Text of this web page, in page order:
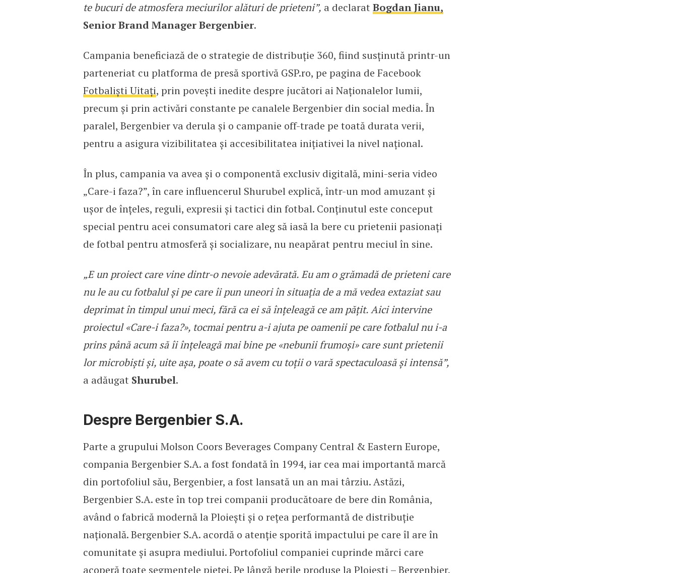
te bucuri de atmosfera meciurilor alături de prieteni”, a declarat Bogdan Jianu,
Senior Brand Manager Bergenbier.
Campania beneficiază de o strategie de distribuție 360, fiind susținută printr-un
parteneriat cu platforma de presă sportivă GSP.ro, pe pagina de Facebook
Fotbaliști Uitați, prin povești inedite despre jucători ai Naționalelor lumii,
precum și prin activări constante pe canalele Bergenbier din social media. În
paralel, Bergenbier va derula și o campanie off-trade pe toată durata verii,
pentru a asigura vizibilitatea și accesibilitatea inițiativei la nivel național.
În plus, campania va avea și o componentă exclusiv digitală, mini-seria video
„Care-i faza?”, în care influencerul Shurubel explică, într-un mod amuzant și
ușor de înțeles, reguli, expresii și tactici din fotbal. Conținutul este conceput
special pentru acei consumatori care aleg să iasă la bere cu prietenii pasionați
de fotbal pentru atmosferă și socializare, nu neapărat pentru meciul în sine.
„E un proiect care vine dintr-o nevoie adevărată. Eu am o grămadă de prieteni care
nu le au cu fotbalul și pe care îi pun uneori în situația de a mă vedea extaziat sau
deprimat în timpul unui meci, fără ca ei să înțeleagă ce am pățit. Aici intervine
proiectul «Care-i faza?», tocmai pentru a-i ajuta pe oamenii pe care fotbalul nu i-a
prins până acum să îi înțeleagă mai bine pe «nebunii frumoși» care sunt prietenii
lor microbiști și, uite așa, poate o să avem cu toții o vară spectaculoasă și intensă”,
a adăugat Shurubel.
Despre Bergenbier S.A.
Parte a grupului Molson Coors Beverages Company Central & Eastern Europe,
compania Bergenbier S.A. a fost fondată în 1994, iar cea mai importantă marcă
din portofoliul său, Bergenbier, a fost lansată un an mai târziu. Astăzi,
Bergenbier S.A. este în top trei companii producătoare de bere din România,
având o fabrică modernă la Ploieşti şi o reţea performantă de distribuţie
naţională. Bergenbier S.A. acordă o atenție sporită impactului pe care îl are în
comunitate și asupra mediului. Portofoliul companiei cuprinde mărci care
acoperă toate segmentele pieţei. Pe lângă berile produse la Ploiești – Bergenbier,